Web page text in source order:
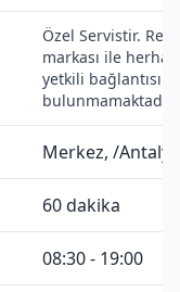
Özel Servistir.
markası ile
yetkili bağlantısı
bulunmamaktadır.
Merkez, /Antalya
60 dakika
08:30 - 19:00